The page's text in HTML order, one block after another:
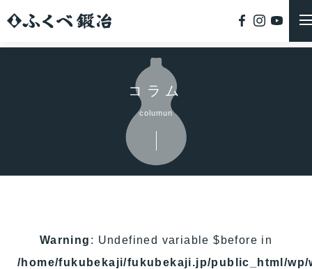
コラム
columun
Warning : Undefined variable $before in
/home/fukubekaji/fukubekaji.jp/public_html/wp/